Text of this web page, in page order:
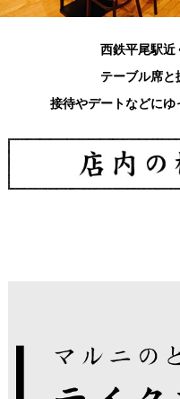
西鉄平尾駅近
テーブル席と
接待やデートなどにゆ